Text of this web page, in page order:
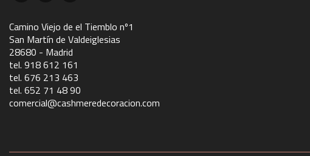
Camino Viejo de el Tiemblo nº1
San Martín de Valdeiglesias
28680 - Madrid
tel. 918 612 161
tel. 676 213 463
tel. 652 71 48 90
comercial@cashmeredecoracion.com